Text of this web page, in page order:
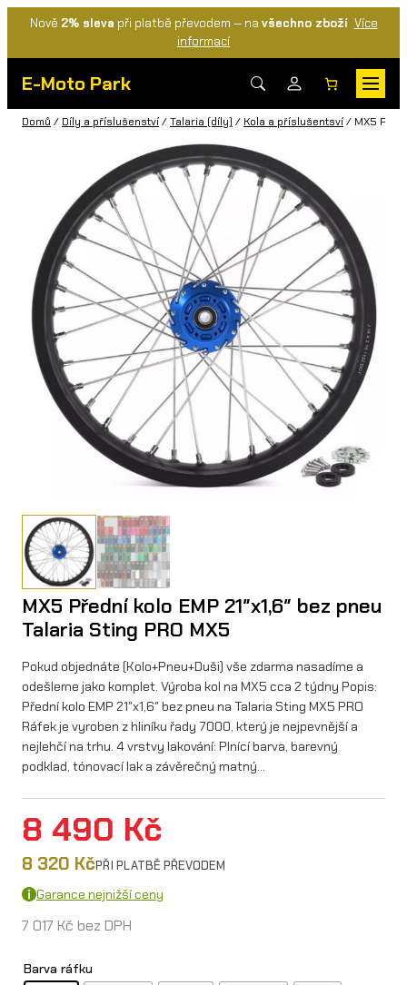
Nově 2% sleva při platbě převodem — na všechno zboží Více
informací
E-Moto Park
Domů / Díly a příslušenství/Talaria (díly) / Kola a příslušentsví/ MX5
MX5 Přední kolo EMP 21″x1,6″ bez pneu
Talaria Sting PRO MX5
Pokud objednáte (Kolo+Pneu+Duši) vše zdarma nasadíme a
odešleme jako komplet. Výroba kol na MX5 cca 2 týdny Popis:
Přední kolo EMP 21″x1,6″ bez pneu na Talaria Sting MX5 PRO
Ráfek je vyroben z hliníku řady 7000, který je nejpevnější a
nejlehčí na trhu. 4 vrstvy lakování: Plnící barva, barevný
podklad, tónovací lak a závěrečný matný…
8 490 Kč
8 320 KčPŘI PLATBĚ PŘEVODEM
Garance nejnižší ceny
7 017 Kč bez DPH
Barva ráfku